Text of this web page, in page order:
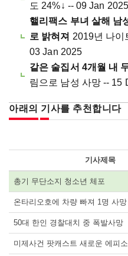
도 24%↓ -- 09 Jan 2025
핼리팩스 부녀 살해 남
로 밝혀져 2019년 나이
03 Jan 2025
같은 술집서 4개월 내
림으로 남성 사망 -- 15
아래의 기사를 추천합니다
기사제목
총기 무단소지 청소년 체포
온타리오호에 차량 빠져 1명 사망
50대 한인 경찰대치 중 폭발사망
미제사건 팟캐스트 새로운 에피